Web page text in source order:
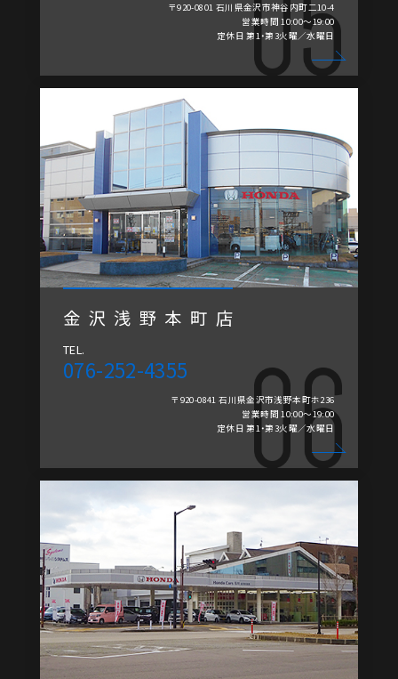
〒920-0801 石川県金沢市神谷内町二10-4
営業時間 10:00～19:00
定休日 第1・第3火曜／水曜日
金沢浅野本町店
TEL.
076-252-4355
〒920-0841 石川県金沢市浅野本町ホ236
営業時間 10:00～19:00
定休日 第1・第3火曜／水曜日